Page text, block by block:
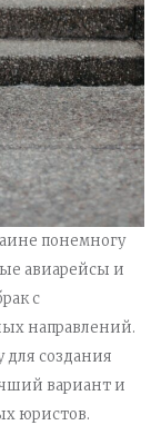
понемногу
авиарейсы и
с
направлений.
для создания
вариант и
юристов.